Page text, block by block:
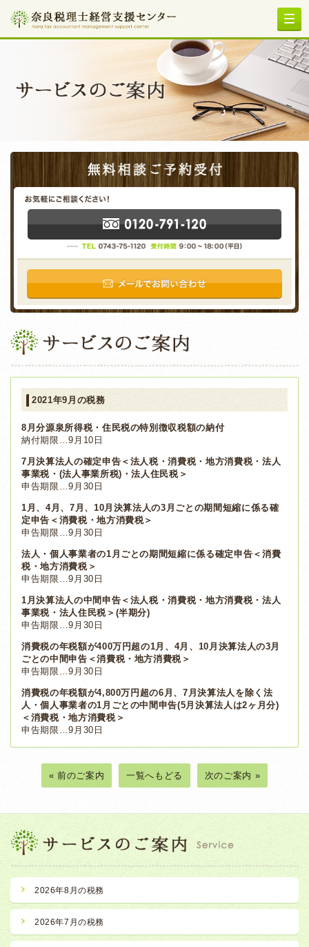
2021年9月の税務
8月分源泉所得税・住民税の特別徴収税額の納付
納付期限…9月10日
7月決算法人の確定申告＜法人税・消費税・地方消費税・法人
事業税・(法人事業所税)・法人住民税＞
申告期限…9月30日
1月、4月、7月、10月決算法人の3月ごとの期間短縮に係る確
定申告＜消費税・地方消費税＞
申告期限…9月30日
法人・個人事業者の1月ごとの期間短縮に係る確定申告＜消費
税・地方消費税＞
申告期限…9月30日
1月決算法人の中間申告＜法人税・消費税・地方消費税・法人
事業税・法人住民税＞(半期分)
申告期限…9月30日
消費税の年税額が400万円超の1月、4月、10月決算法人の3月
ごとの中間申告＜消費税・地方消費税＞
申告期限…9月30日
消費税の年税額が4,800万円超の6月、7月決算法人を除く法
人・個人事業者の1月ごとの中間申告(5月決算法人は2ヶ月分)
＜消費税・地方消費税＞
申告期限…9月30日
« 前のご案内 一覧へもどる 次のご案内 »
2026年8月の税務
2026年7月の税務